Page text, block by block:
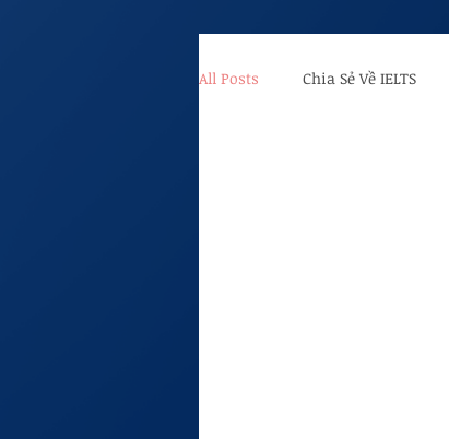
All Posts Chia Sẻ Về IELTS